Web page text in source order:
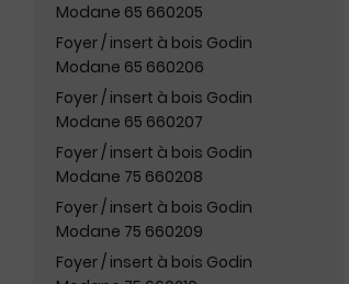
Modane 65 660205
Foyer / insert à bois Godin
Modane 65 660206
Foyer / insert à bois Godin
Modane 65 660207
Foyer / insert à bois Godin
Modane 75 660208
Foyer / insert à bois Godin
Modane 75 660209
Foyer / insert à bois Godin